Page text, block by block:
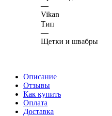
—
Vikan
Тип
—
Щетки и швабры
Описание
Отзывы
Как купить
Оплата
Доставка